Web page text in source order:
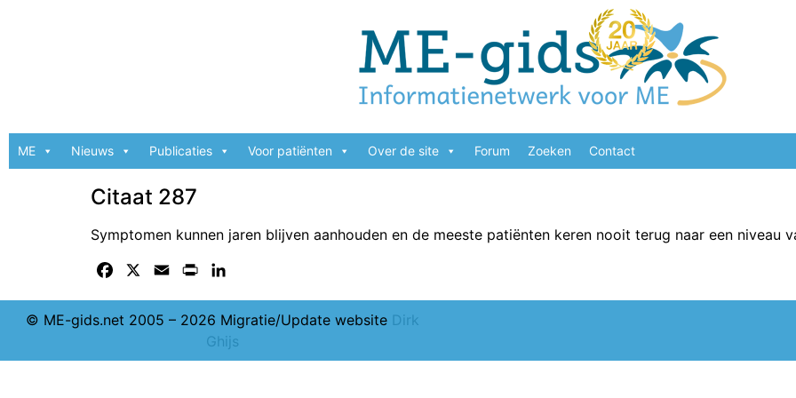
ME Nieuws Publicaties Voor patiënten Over de site Forum Zoeken Contact
Citaat 287
Symptomen kunnen jaren blijven aanhouden en de meeste patiënten keren nooit terug naar een niveau
Facebook Email Print
© ME-gids.net 2005 – 2026 Migratie/Update website Dirk
Ghijs